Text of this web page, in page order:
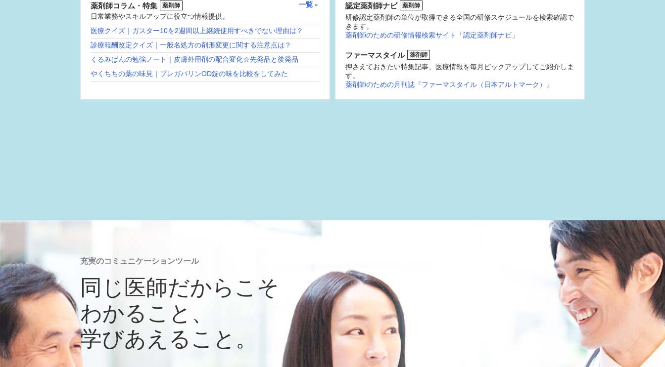
薬剤師コラム・特集 薬剤師
一覧
日常業務やスキルアップに役立つ情報提供。
医療クイズ｜ガスター10を2週間以上継続使用すべきでない理由は？
診療報酬改定クイズ｜一般名処方の剤形変更に関する注意点は？
くるみぱんの勉強ノート｜皮膚外用剤の配合変化☆先発品と後発品
やくちちの薬の味見｜プレガバリンOD錠の味を比較をしてみた
認定薬剤師ナビ 薬剤師
研修認定薬剤師の単位が取得できる全国の研修スケジュールを検索確認で
きます。
薬剤師のための研修情報検索サイト「認定薬剤師ナビ」
ファーマスタイル 薬剤師
押さえておきたい特集記事、医療情報を毎月ピックアップしてご紹介しま
す。
薬剤師のための月刊誌『ファーマスタイル（日本アルトマーク）』
充実のコミュニケーションツール
同じ医師だからこそ
わかること、
学びあえること。